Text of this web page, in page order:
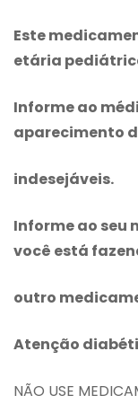
Este
etária
Informe ao
aparecimento
indesejáveis.
Informe ao seu
você está
outro
Atenção
NÃO USE